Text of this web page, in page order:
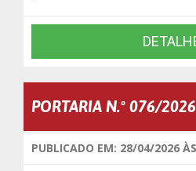
PORTARIA N.º 076/
PUBLICADO EM: 28/04/2026